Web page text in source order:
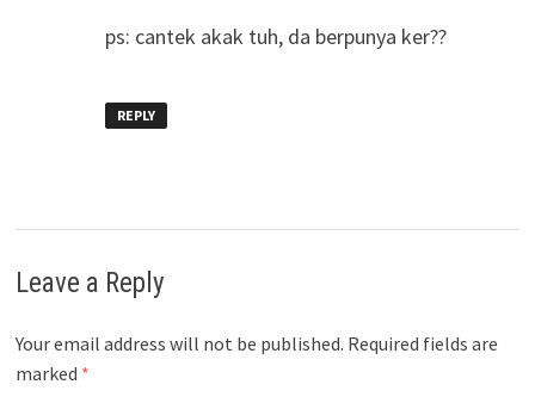
ps: cantek akak tuh, da berpunya ker??
REPLY
Leave a Reply
Your email address will not be published. Required fields are
marked *